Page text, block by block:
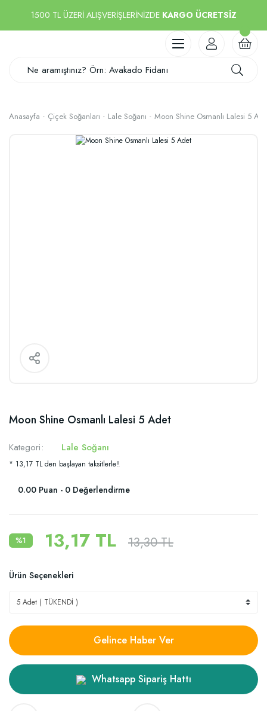
1500 TL ÜZERİ ALIŞVERİŞLERİNİZDE KARGO ÜCRETSİZ
Anasayfa Çiçek Soğanları Lale Soğanı Moon Shine Osmanlı Lalesi 5
Moon Shine Osmanlı Lalesi 5 Adet
Kategori Lale Soğanı
* 13,17 TL den başlayan taksitlerle!!
0.00 Puan - 0 Değerlendirme
%1 13,17 TL 13,30 TL
Ürün Seçenekleri
Gelince Haber Ver
Whatsapp Sipariş Hattı